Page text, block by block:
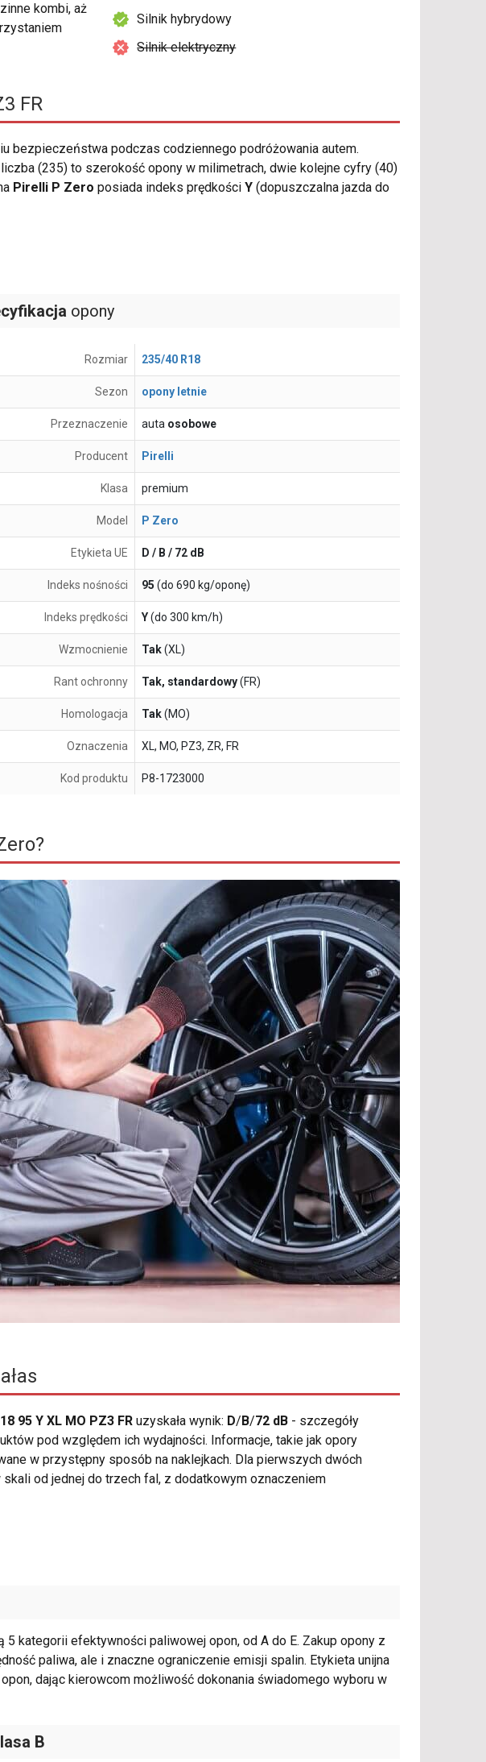
kombi, aż
Silnik hybrydowy
Silnik elektryczny
FR
bezpieczeństwa podczas codziennego podróżowania autem.
(235) to szerokość opony w milimetrach, dwie kolejne cyfry (40)
Pirelli P Zero posiada indeks prędkości Y (dopuszczalna jazda do
opony
Rozmiar 235/40 R18
Sezon opony letnie
Przeznaczenie auta osobowe
Producent Pirelli
Klasa premium
Model P Zero
Etykieta UE D / B / 72 dB
Indeks nośności 95 (do 690 kg/oponę)
Indeks prędkości Y(do 300 km/h)
Wzmocnienie Tak(XL)
Rant ochronny Tak, standardowy(FR)
Homologacja Tak(MO)
Oznaczenia XL, MO, PZ3, ZR, FR
Kod produktu P8-1723000
95 Y XL MO PZ3 FR uzyskała wynik: D/ B/72 dB - szczegóły
pod względem ich wydajności. Informacje, takie jak opory
w przystępny sposób na naklejkach. Dla pierwszych dwóch
od jednej do trzech fal, z dodatkowym oznaczeniem
5 kategorii efektywności paliwowej opon, od A do E. Zakup opony z
paliwa, ale i znaczne ograniczenie emisji spalin. Etykieta unijna
dając kierowcom możliwość dokonania świadomego wyboru w
B